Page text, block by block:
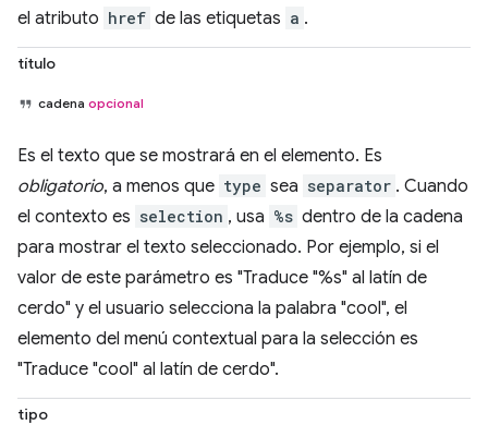
el atributo href de las etiquetas a .
título
cadena opcional
Es el texto que se mostrará en el elemento. Es
obligatorio, a menos que type sea separator . Cuando
el contexto es selection , usa %s dentro de la cadena
para mostrar el texto seleccionado. Por ejemplo, si el
valor de este parámetro es "Traduce "%s" al latín de
cerdo" y el usuario selecciona la palabra "cool", el
elemento del menú contextual para la selección es
"Traduce "cool" al latín de cerdo".
tipo